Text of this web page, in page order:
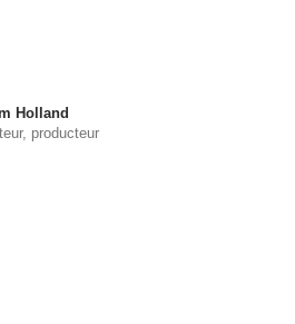
Holland
producteur